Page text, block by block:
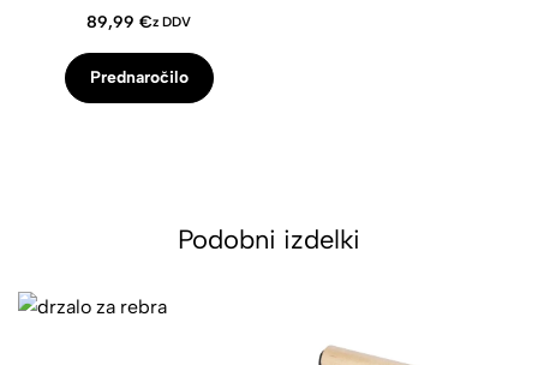
89,99€z DDV
Prednaročilo
Podobni izdelki